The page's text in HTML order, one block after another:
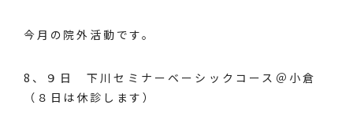
今月の院外活動です。
8、９日 下川セミナーベーシックコース＠小倉
（８日は休診します）